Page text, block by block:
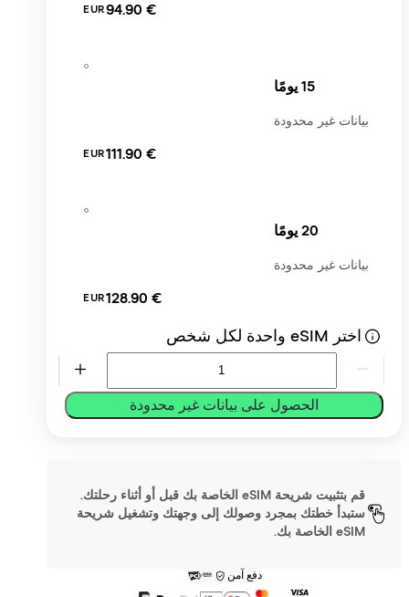
EUR
بيانات غير محدودة
EUR
بيانات غير محدودة
EUR
اختر eSIM واحدة لكل شخص
الحصول على بيانات غير محدودة
قم بتثبيت شريحة eSIM الخاصة بك قبل أو أثناء رحلتك.
ستبدأ خطتك بمجرد وصولك إلى وجهتك وتشغيل شريحة